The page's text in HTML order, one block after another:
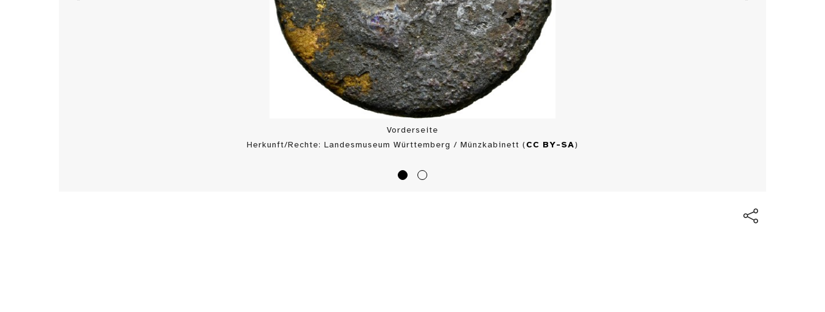
Vorderseite
Herkunft/Rechte: Landesmuseum Württemberg / Münzkabinett ( CC BY-SA)